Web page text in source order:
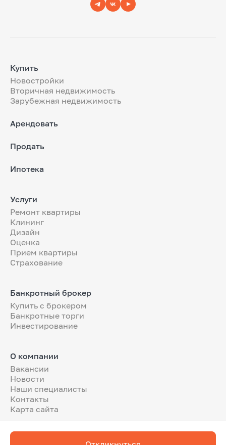
Купить
Новостройки
Вторичная недвижимость
Зарубежная недвижимость
Арендовать
Продать
Ипотека
Услуги
Ремонт квартиры
Клининг
Дизайн
Оценка
Прием квартиры
Страхование
Банкротный брокер
Купить с брокером
Банкротные торги
Инвестирование
О компании
Вакансии
Новости
Наши специалисты
Контакты
Карта сайта